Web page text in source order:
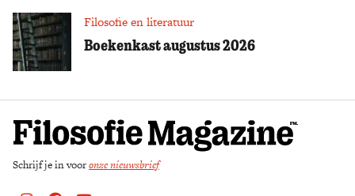
Filosofie en literatuur
Boekenkast augustus 2026
Schrijf je in vooronze nieuwsbrief